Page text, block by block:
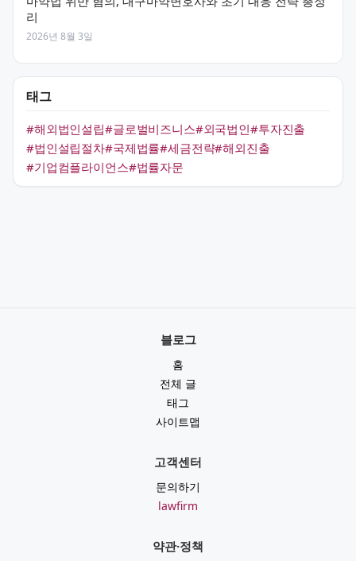
리
2026년 8월 3일
태그
#해외법인설립#글로벌비즈니스#외국법인#투자진출
#법인설립절차#국제법률#세금전략#해외진출
#기업컴플라이언스#법률자문
블로그
홈
전체 글
태그
사이트맵
고객센터
문의하기
lawfirm
약관·정책